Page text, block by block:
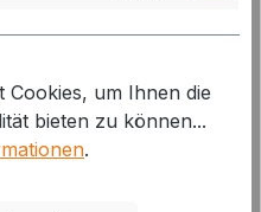
4041431938612
Cookies, um Ihnen die
bieten zu können...
.